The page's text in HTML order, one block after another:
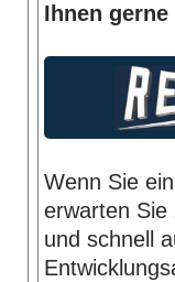
Ihnen
Wenn Sie
erwarten Sie
und schnell